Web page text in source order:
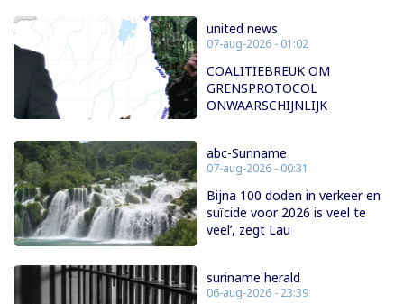
united news
07-aug-2026 - 01:02
COALITIEBREUK OM
GRENSPROTOCOL
ONWAARSCHIJNLIJK
abc-Suriname
07-aug-2026 - 00:31
Bijna 100 doden in verkeer en
suïcide voor 2026 is veel te
veel’, zegt Lau
suriname herald
06-aug-2026 - 23:39